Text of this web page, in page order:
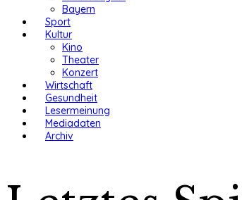
Bayern
Sport
Kultur
Kino
Theater
Konzert
Wirtschaft
Gesundheit
Lesermeinung
Mediadaten
Archiv